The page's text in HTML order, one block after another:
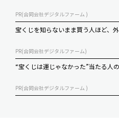
PR(合同会社デジタルファーム )
宝くじを知らないまま買う人ほど、
PR(合同会社デジタルファーム)
“宝くじは運じゃなかった”当たる人
PR(合同会社デジタルファーム )